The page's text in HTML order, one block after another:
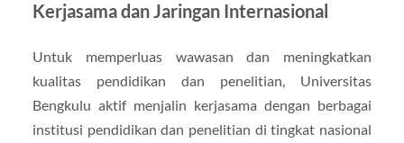
Kerjasama dan Jaringan Internasional
Untuk memperluas wawasan dan meningkatkan
kualitas pendidikan dan penelitian, Universitas
Bengkulu aktif menjalin kerjasama dengan berbagai
institusi pendidikan dan penelitian di tingkat nasional